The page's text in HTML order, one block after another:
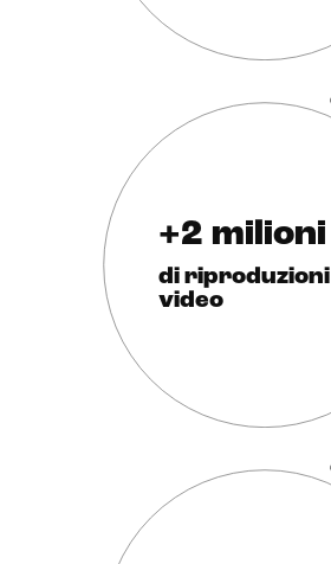
+2 milioni
di riproduzioni
video